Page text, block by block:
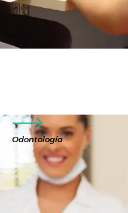
Odontología